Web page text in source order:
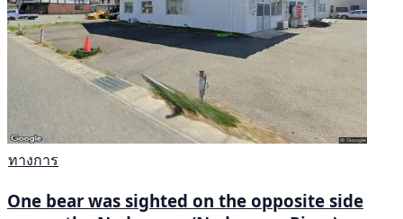
ทางการ
One bear was sighted on the opposite side